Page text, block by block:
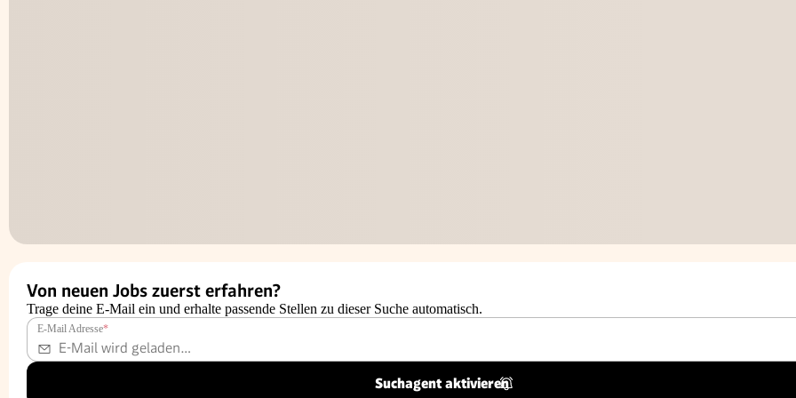
Von neuen Jobs zuerst erfahren?
Trage deine E-Mail ein und erhalte passende Stellen zu dieser Suche automatisch.
E-Mail Adresse*
Suchagent aktivieren